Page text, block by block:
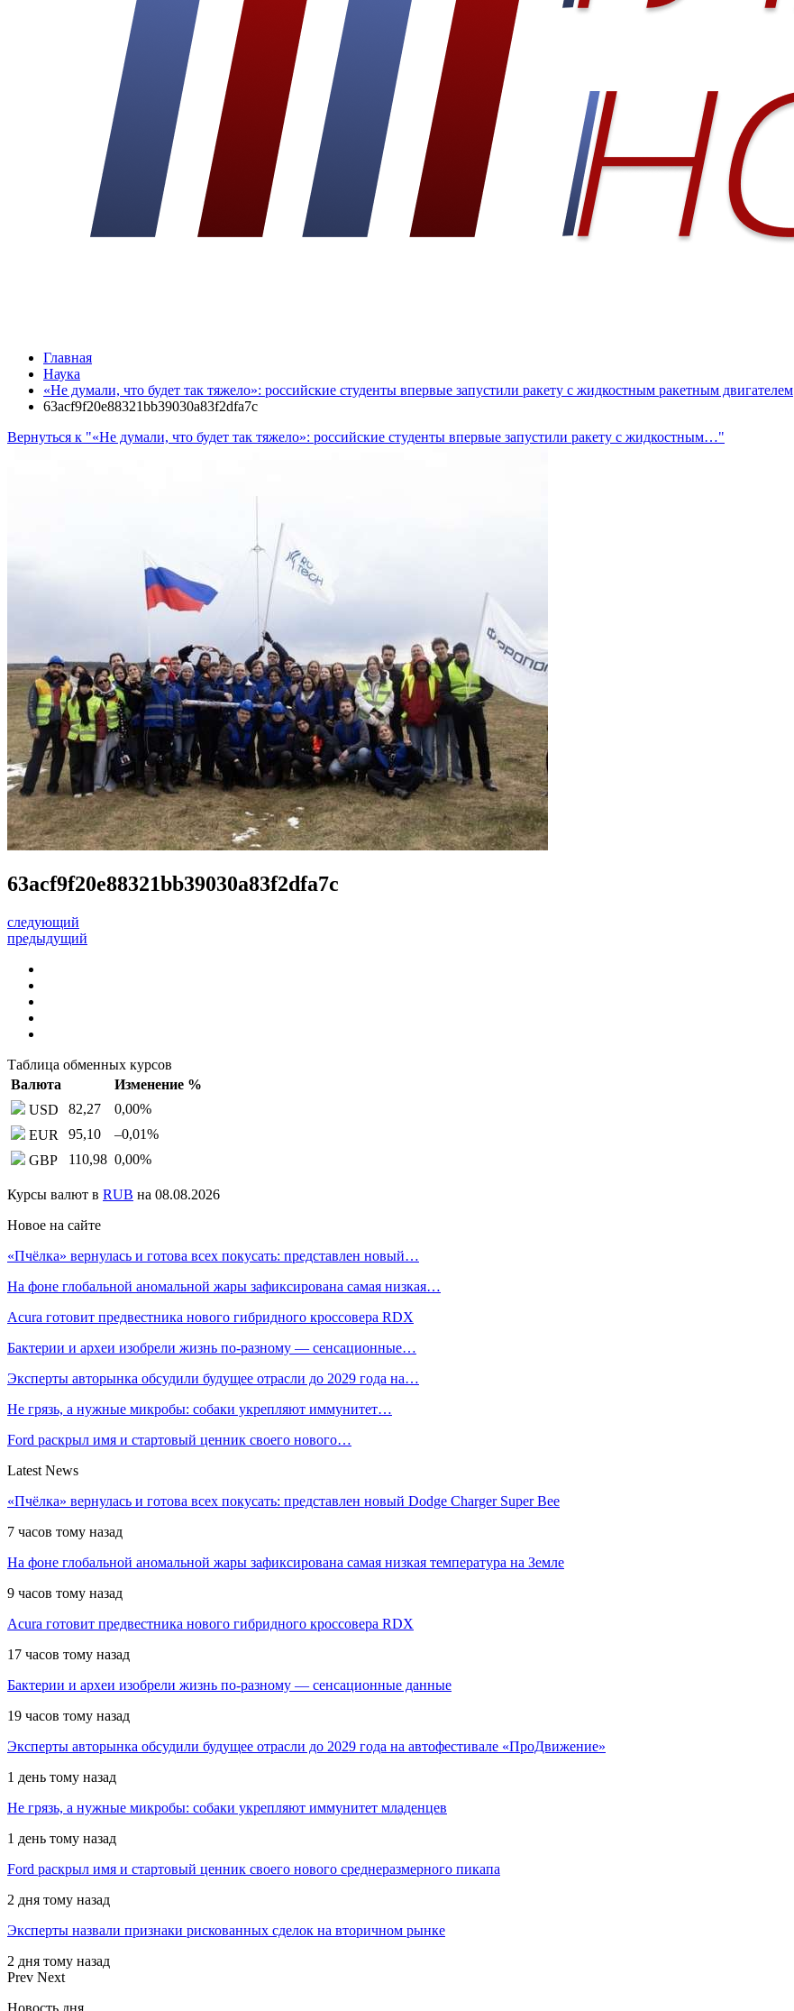
Главная
Наука
«Не думали, что будет так тяжело»: российские студенты впервые запустили ракету с жидкостным ракетным двигателем
63acf9f20e88321bb39030a83f2dfa7c
Вернуться к "«Не думали, что будет так тяжело»: российские студенты впервые запустили ракету с жидкостным…"
63acf9f20e88321bb39030a83f2dfa7c
следующий
предыдущий
Таблица обменных курсов
Валюта
Изменение %
USD
82,27 0,00%
EUR
95,10 –0,01%
GBP
110,98 0,00%
Курсы валют в RUB на 08.08.2026
Новое на сайте
«Пчёлка» вернулась и готова всех покусать: представлен новый…
На фоне глобальной аномальной жары зафиксирована самая низкая…
Acura готовит предвестника нового гибридного кроссовера RDX
Бактерии и археи изобрели жизнь по-разному — сенсационные…
Эксперты авторынка обсудили будущее отрасли до 2029 года на…
Не грязь, а нужные микробы: собаки укрепляют иммунитет…
Ford раскрыл имя и стартовый ценник своего нового…
Latest News
«Пчёлка» вернулась и готова всех покусать: представлен новый Dodge Charger Super Bee
7 часов тому назад
На фоне глобальной аномальной жары зафиксирована самая низкая температура на Земле
9 часов тому назад
Acura готовит предвестника нового гибридного кроссовера RDX
17 часов тому назад
Бактерии и археи изобрели жизнь по-разному — сенсационные данные
19 часов тому назад
Эксперты авторынка обсудили будущее отрасли до 2029 года на автофестивале «ПроДвижение»
1 день тому назад
Не грязь, а нужные микробы: собаки укрепляют иммунитет младенцев
1 день тому назад
Ford раскрыл имя и стартовый ценник своего нового среднеразмерного пикапа
2 дня тому назад
Эксперты назвали признаки рискованных сделок на вторичном рынке
2 дня тому назад
Prev Next
Новость дня